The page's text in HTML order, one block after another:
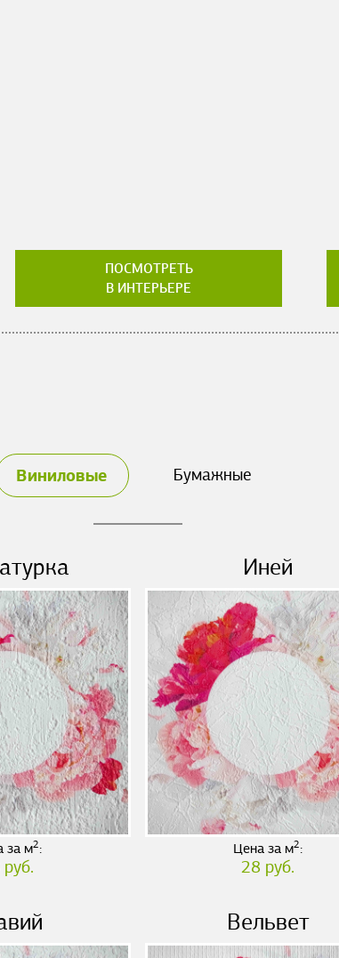
ПОСМОТРЕТЬ
В ИНТЕРЬЕРЕ
Виниловые Бумажные
за м2:
Иней
Цена за м2:
28 руб.
Вельвет